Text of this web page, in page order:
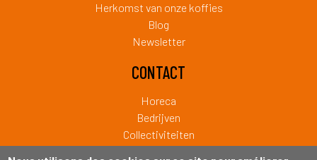
Herkomst van onze koffies
Blog
Newsletter
CONTACT
Horeca
Bedrijven
Collectiviteiten